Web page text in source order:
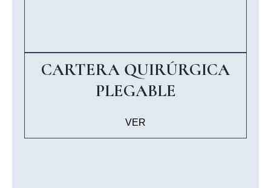
CARTERA QUIRÚRGICA
PLEGABLE
VER